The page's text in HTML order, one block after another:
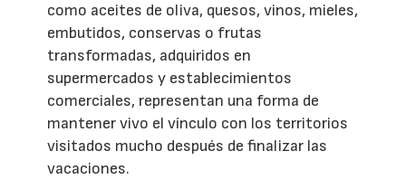
como aceites de oliva, quesos, vinos, mieles,
embutidos, conservas o frutas
transformadas, adquiridos en
supermercados y establecimientos
comerciales, representan una forma de
mantener vivo el vínculo con los territorios
visitados mucho después de finalizar las
vacaciones.